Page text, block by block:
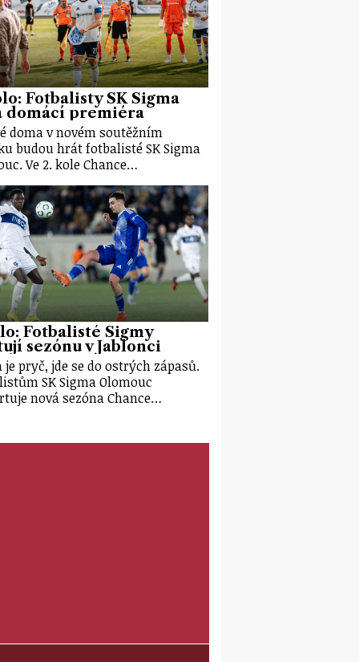
Fotbalisty SK Sigma
domácí premiéra
doma v novém soutěžním
budou hrát fotbalisté SK Sigma
Ve 2. kole Chance…
Fotbalisté Sigmy
sezónu v Jablonci
je pryč, jde se do ostrých zápasů.
SK Sigma Olomouc
nová sezóna Chance…